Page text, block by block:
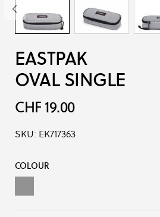
EASTPAK
OVAL SINGLE
CHF 19.00
SKU: EK717363
Produkt-Optionen:
COLOUR
Grey